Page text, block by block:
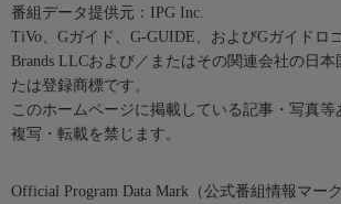
番組データ提供元：IPG Inc.
TiVo、Gガイド、G-GUIDE、およびGガイドロ
Brands LLCおよび／またはその関連会社の日本
たは登録商標です。
このホームページに掲載している記事・写真
複写・転載を禁じます。
Official Program Data Mark（公式番組情報マーク